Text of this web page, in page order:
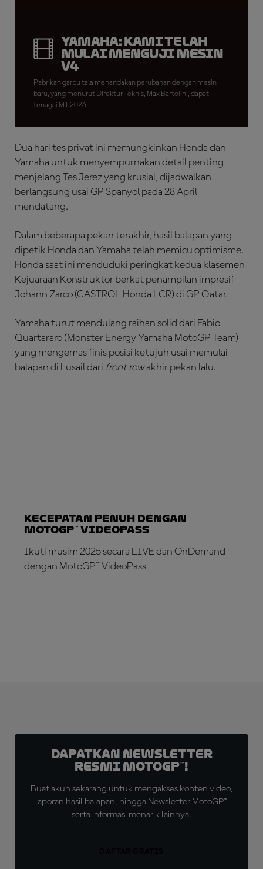
Yamaha: Kami Telah
Mulai Menguji Mesin
V4
Pabrikan garpu tala menandakan perubahan dengan mesin
baru, yang menurut Direktur Teknis, Max Bartolini, dapat
tenagai M1 2026.
Dua hari tes privat ini memungkinkan Honda dan
Yamaha untuk menyempurnakan detail penting
menjelang Tes Jerez yang krusial, dijadwalkan
berlangsung usai GP Spanyol pada 28 April
mendatang.
Dalam beberapa pekan terakhir, hasil balapan yang
dipetik Honda dan Yamaha telah memicu optimisme.
Honda saat ini menduduki peringkat kedua klasemen
Kejuaraan Konstruktor berkat penampilan impresif
Johann Zarco (CASTROL Honda LCR) di GP Qatar.
Yamaha turut mendulang raihan solid dari Fabio
Quartararo (Monster Energy Yamaha MotoGP Team)
yang mengemas finis posisi ketujuh usai memulai
balapan di Lusail dari front rowakhir pekan lalu.
Kecepatan Penuh dengan
MotoGP™ VideoPass
Ikuti musim 2025 secara LIVE dan OnDemand
dengan MotoGP™ VideoPass
Dapatkan Newsletter
Resmi MotoGP™!
Buat akun sekarang untuk mengakses konten video,
laporan hasil balapan, hingga Newsletter MotoGP™
serta informasi menarik lainnya.